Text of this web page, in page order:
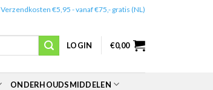
Verzendkosten €5,95 - vanaf €75,- gratis (NL)
LOGIN €0,00
ONDERHOUDSMIDDELEN